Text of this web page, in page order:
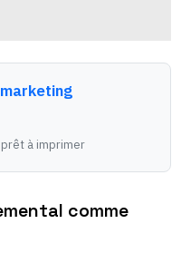
à imprimer
comme